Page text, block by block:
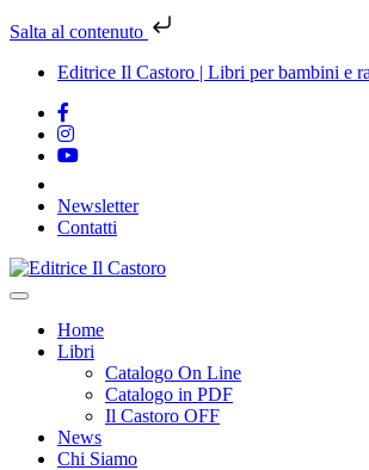
Salta al contenuto
Editrice Il Castoro | Libri per bambini e
Newsletter
Contatti
Vai
al
Home
Libri
Catalogo On Line
Catalogo in PDF
Il Castoro OFF
News
Chi Siamo